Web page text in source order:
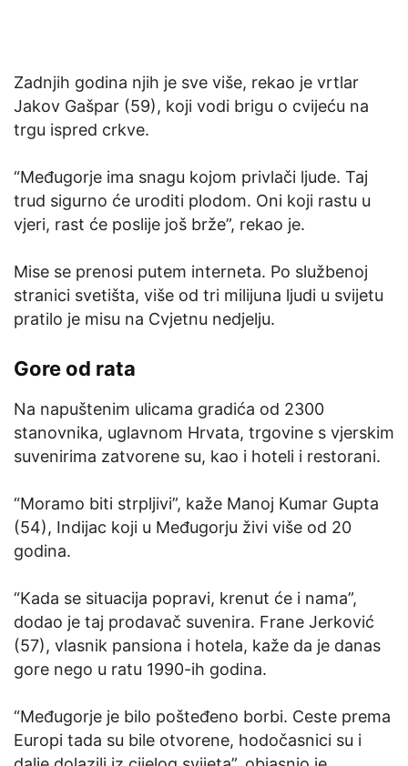
Zadnjih godina njih je sve više, rekao je vrtlar
Jakov Gašpar (59), koji vodi brigu o cvijeću na
trgu ispred crkve.
“Međugorje ima snagu kojom privlači ljude. Taj
trud sigurno će uroditi plodom. Oni koji rastu u
vjeri, rast će poslije još brže”, rekao je.
Mise se prenosi putem interneta. Po službenoj
stranici svetišta, više od tri milijuna ljudi u svijetu
pratilo je misu na Cvjetnu nedjelju.
Gore od rata
Na napuštenim ulicama gradića od 2300
stanovnika, uglavnom Hrvata, trgovine s vjerskim
suvenirima zatvorene su, kao i hoteli i restorani.
“Moramo biti strpljivi”, kaže Manoj Kumar Gupta
(54), Indijac koji u Međugorju živi više od 20
godina.
“Kada se situacija popravi, krenut će i nama”,
dodao je taj prodavač suvenira. Frane Jerković
(57), vlasnik pansiona i hotela, kaže da je danas
gore nego u ratu 1990-ih godina.
“Međugorje je bilo pošteđeno borbi. Ceste prema
Europi tada su bile otvorene, hodočasnici su i